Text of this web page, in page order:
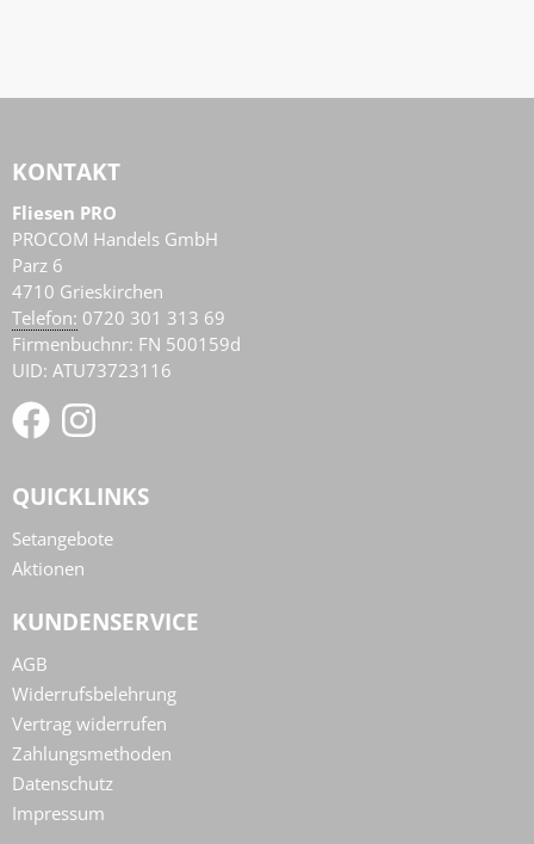
KONTAKT
Fliesen PRO
PROCOM Handels GmbH
Parz 6
4710 Grieskirchen
AT
Telefon: 0720 301 313 69
Firmenbuchnr: FN 500159d
UID: ATU73723116
QUICKLINKS
Setangebote
Aktionen
KUNDENSERVICE
AGB
Widerrufsbelehrung
Vertrag widerrufen
Zahlungsmethoden
Datenschutz
Impressum